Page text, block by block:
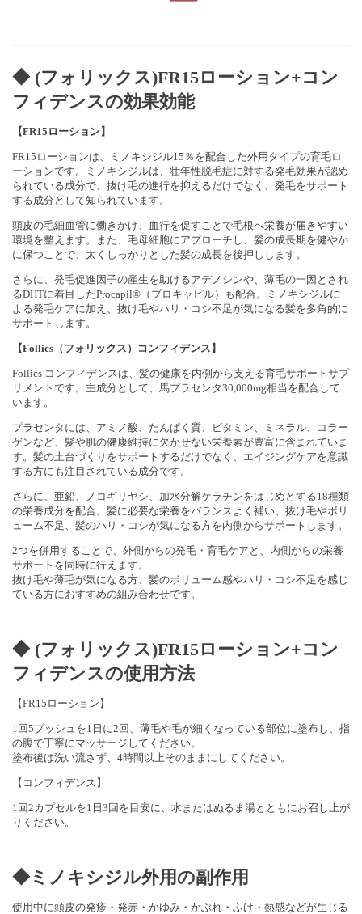
◆ (フォリックス)FR15ローション+コン
フィデンスの効果効能
【FR15ローション】
FR15ローションは、ミノキシジル15％を配合した外用タイプの育毛ロ
ーションです。ミノキシジルは、壮年性脱毛症に対する発毛効果が認め
られている成分で、抜け毛の進行を抑えるだけでなく、発毛をサポート
する成分として知られています。
頭皮の毛細血管に働きかけ、血行を促すことで毛根へ栄養が届きやすい
環境を整えます。また、毛母細胞にアプローチし、髪の成長期を健やか
に保つことで、太くしっかりとした髪の成長を後押しします。
さらに、発毛促進因子の産生を助けるアデノシンや、薄毛の一因とされ
るDHTに着目したProcapil®（プロキャピル）も配合。ミノキシジルに
よる発毛ケアに加え、抜け毛やハリ・コシ不足が気になる髪を多角的に
サポートします。
【Follics（フォリックス）コンフィデンス】
Follics コンフィデンスは、髪の健康を内側から支える育毛サポートサプ
リメントです。主成分として、馬プラセンタ30,000mg相当を配合して
います。
プラセンタには、アミノ酸、たんぱく質、ビタミン、ミネラル、コラー
ゲンなど、髪や肌の健康維持に欠かせない栄養素が豊富に含まれていま
す。髪の土台づくりをサポートするだけでなく、エイジングケアを意識
する方にも注目されている成分です。
さらに、亜鉛、ノコギリヤシ、加水分解ケラチンをはじめとする18種類
の栄養成分を配合。髪に必要な栄養をバランスよく補い、抜け毛やボリ
ューム不足、髪のハリ・コシが気になる方を内側からサポートします。
2つを併用することで、外側からの発毛・育毛ケアと、内側からの栄養
サポートを同時に行えます。
抜け毛や薄毛が気になる方、髪のボリューム感やハリ・コシ不足を感じ
ている方におすすめの組み合わせです。
◆ (フォリックス)FR15ローション+コン
フィデンスの使用方法
【FR15ローション】
1回5プッシュを1日に2回、薄毛や毛が細くなっている部位に塗布し、指
の腹で丁寧にマッサージしてください。
塗布後は洗い流さず、4時間以上そのままにしてください。
【コンフィデンス】
1回2カプセルを1日3回を目安に、水またはぬるま湯とともにお召し上が
りください。
◆ミノキシジル外用の副作用
使用中に頭皮の発疹・発赤・かゆみ・かぶれ・ふけ・熱感などが生じる